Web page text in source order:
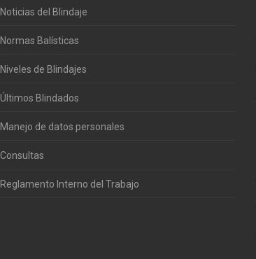
Noticias del Blindaje
Normas Balísticas
Niveles de Blindajes
Últimos Blindados
Manejo de datos personales
Consultas
Reglamento Interno del Trabajo